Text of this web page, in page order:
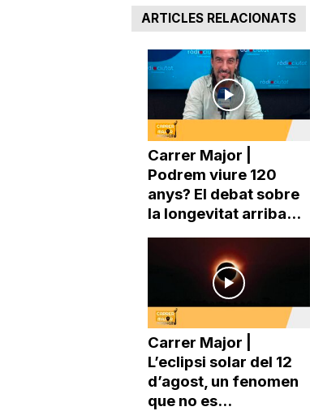
a
ARTICLES RELACIONATS
Carrer Major |
Podrem viure 120
anys? El debat sobre
la longevitat arriba...
Carrer Major |
L’eclipsi solar del 12
d’agost, un fenomen
que no es...